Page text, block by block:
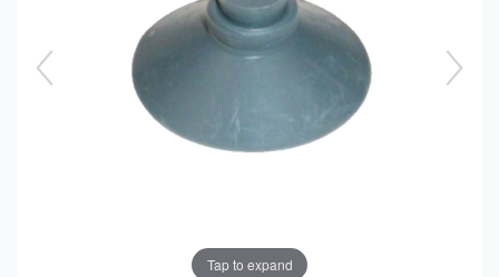
Tap to expand